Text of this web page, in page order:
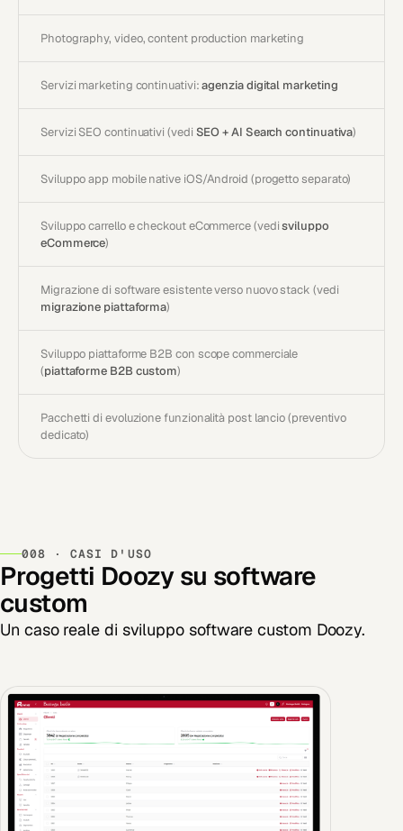
Photography, video, content production marketing
Servizi marketing continuativi:agenzia digital marketing
Servizi SEO continuativi (vedi SEO + AI Search continuativa)
Sviluppo app mobile native iOS/Android (progetto separato)
Sviluppo carrello e checkout eCommerce (vedisviluppo
eCommerce)
Migrazione di software esistente verso nuovo stack (vedi
migrazione piattaforma)
Sviluppo piattaforme B2B con scope commerciale
(piattaforme B2B custom)
Pacchetti di evoluzione funzionalità post lancio (preventivo
dedicato)
008 · CASI D'USO
Progetti Doozy su software
custom
Un caso reale di sviluppo software custom Doozy.